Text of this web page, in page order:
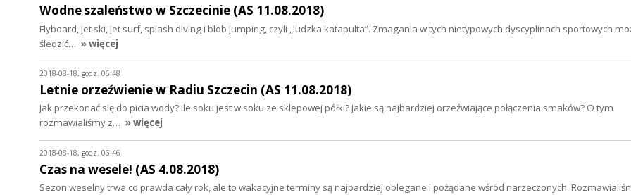
Wodne szaleństwo w Szczecinie (AS 11.08.2018)
Flyboard, jet ski, jet surf, splash diving i blob jumping, czyli „ludzka katapulta”. Zmagania w tych nietypowych dyscyplinach sportowych
śledzić… » więcej
2018-08-18, godz. 06:48
Letnie orzeźwienie w Radiu Szczecin (AS 11.08.2018)
Jak przekonać się do picia wody? Ile soku jest w soku ze sklepowej półki? Jakie są najbardziej orzeźwiające połączenia smaków? O tym
rozmawialiśmy z… » więcej
2018-08-18, godz. 06:46
Czas na wesele! (AS 4.08.2018)
Sezon weselny trwa co prawda cały rok, ale to wakacyjne terminy są najbardziej oblegane i pożądane wśród narzeczonych.